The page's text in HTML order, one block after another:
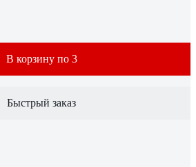
В корзину по 3
Быстрый заказ